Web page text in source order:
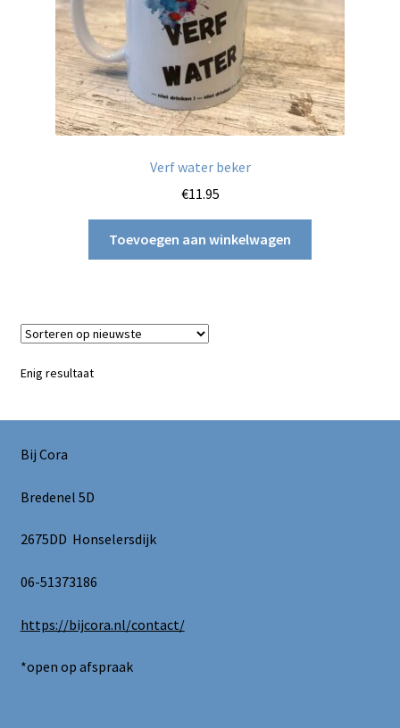
Verf water beker
€11.95
Toevoegen aan winkelwagen
Enig resultaat
Bij Cora
Bredenel 5D
2675DD Honselersdijk
06-51373186
https://bijcora.nl/contact/
*open op afspraak